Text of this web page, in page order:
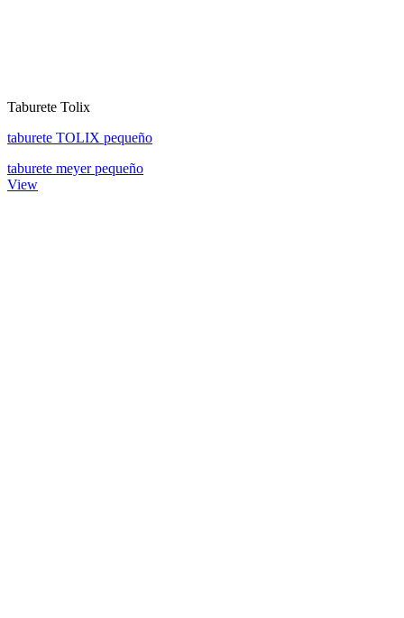
Taburete Tolix
taburete TOLIX pequeño
taburete meyer pequeño
View